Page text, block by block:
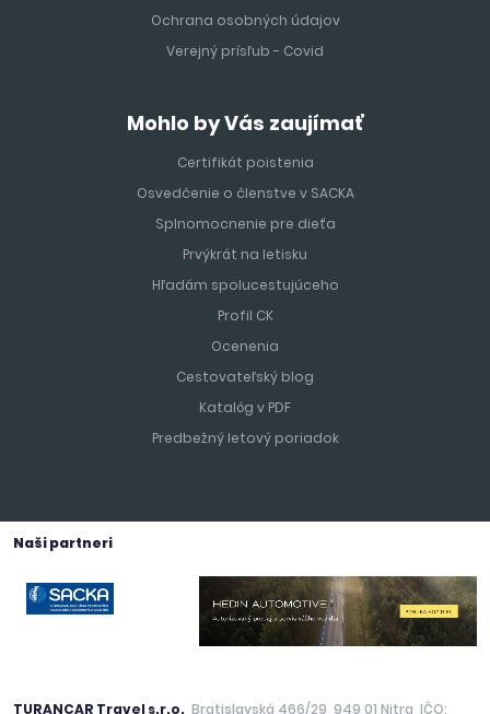
Ochrana osobných údajov
Verejný prísľub - Covid
Mohlo by Vás zaujímať
Certifikát poistenia
Osvedčenie o členstve v SACKA
Splnomocnenie pre dieťa
Prvýkrát na letisku
Hľadám spolucestujúceho
Profil CK
Ocenenia
Cestovateľský blog
Katalóg v PDF
Predbežný letový poriadok
Naši partneri
TURANCAR Travel s.r.o. , Bratislavská 466/29, 949 01 Nitra, IČO: